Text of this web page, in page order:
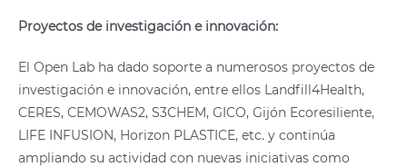
Proyectos de investigación e innovación:
El Open Lab ha dado soporte a numerosos proyectos de
investigación e innovación, entre ellos Landfill4Health,
CERES, CEMOWAS2, S3CHEM, GICO, Gijón Ecoresiliente,
LIFE INFUSION, Horizon PLASTICE, etc. y continúa
ampliando su actividad con nuevas iniciativas como